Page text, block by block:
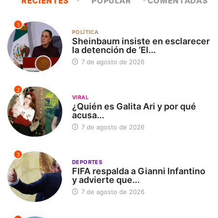
1
POLÍTICA
Sheinbaum insiste en esclarecer
la detención de ‘El...
7 de agosto de 2026
2
VIRAL
¿Quién es Galita Ari y por qué
acusa...
7 de agosto de 2026
3
DEPORTES
FIFA respalda a Gianni Infantino
y advierte que...
7 de agosto de 2026